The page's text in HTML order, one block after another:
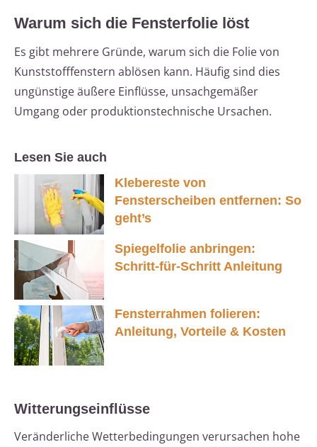
Warum sich die Fensterfolie löst
Es gibt mehrere Gründe, warum sich die Folie von
Kunststofffenstern ablösen kann. Häufig sind dies
ungünstige äußere Einflüsse, unsachgemäßer
Umgang oder produktionstechnische Ursachen.
Lesen Sie auch
Klebereste von
Fensterscheiben entfernen: So
geht’s
Spiegelfolie anbringen:
Schritt-für-Schritt Anleitung
Fensterrahmen folieren:
Anleitung, Vorteile & Kosten
Witterungseinflüsse
Veränderliche Wetterbedingungen verursachen hohe